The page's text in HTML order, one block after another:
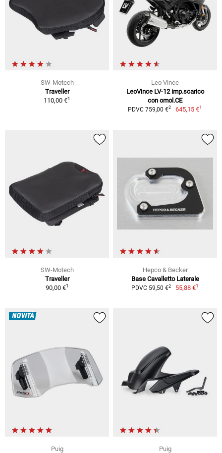
SW-Motech
Traveller
110,00 €1
Leo Vince
LeoVince LV-12 imp.scarico
con omol.CE
PDVC 759,00 €2 645,15 €1
SW-Motech
Traveller
90,00 €1
Hepco & Becker
Base Cavalletto Laterale
PDVC 59,50 €2 55,88 €1
NOVITÀ
Puig
Puig